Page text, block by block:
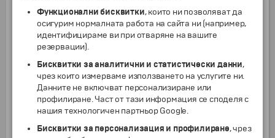
ДОПЪЛНИТЕЛНИ УСЛУГИ
Чекиран багаж до 10 кг (в двете посоки) на турист
Чекиран багаж до 20 кг (в двете посоки) на турист
от1 г. 142€ 277.73лв.
Priority Boarding (в двете посоки) на турист - подлежи на
препотвърждение от страна на авиокомпанията
от0 г. 97.10€
Доплащане за съседни места в самолета (отиване и връщане ) - на
Функционални бисквитки, които ни позволяват да
осигурим нормалната работа на сайта ни (например,
идентифицираме ви при отваряне на вашите
резервации).
Бисквитки за аналитични и статистически данни,
чрез които измерваме използването на услугите ни.
Данните не включват персонализиране или
профилиране. Част от тази информация се споделя с
нашия технологичен партньор Google.
Бисквитки за персонализация и профилиране, чрез